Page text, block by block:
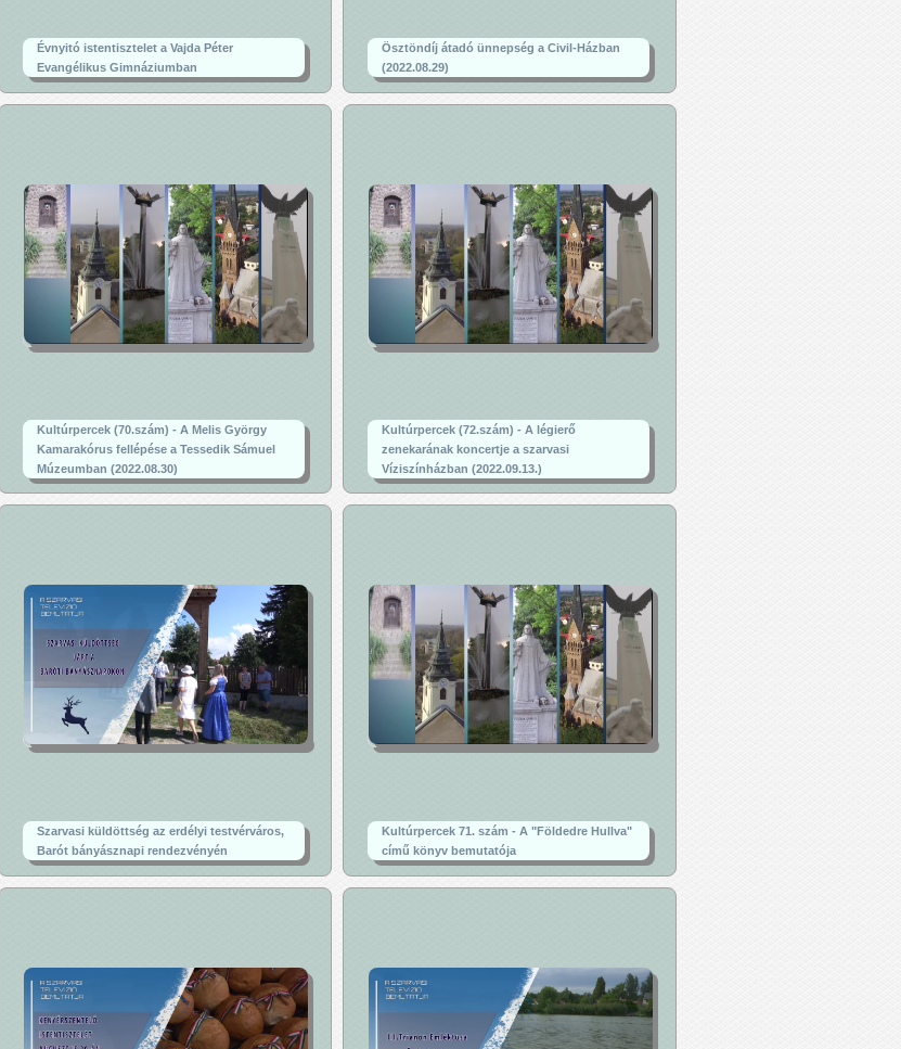
Évnyitó istentisztelet a Vajda Péter
Evangélikus Gimnáziumban
Ösztöndíj átadó ünnepség a Civil-Házban
(2022.08.29)
Kultúrpercek (70.szám) - A Melis György
Kamarakórus fellépése a Tessedik Sámuel
Múzeumban (2022.08.30)
Kultúrpercek (72.szám) - A légierő
zenekarának koncertje a szarvasi
Víziszínházban (2022.09.13.)
Szarvasi küldöttség az erdélyi testvérváros,
Barót bányásznapi rendezvényén
Kultúrpercek 71. szám - A "Földedre Hullva"
című könyv bemutatója